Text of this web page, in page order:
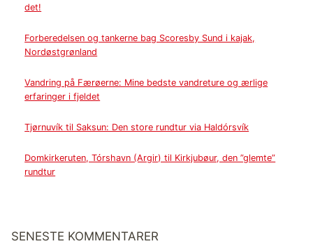
det!
Forberedelsen og tankerne bag Scoresby Sund i kajak,
Nordøstgrønland
Vandring på Færøerne: Mine bedste vandreture og ærlige
erfaringer i fjeldet
Tjørnuvík til Saksun: Den store rundtur via Haldórsvík
Domkirkeruten, Tórshavn (Argir) til Kirkjubøur, den ”glemte”
rundtur
SENESTE KOMMENTARER